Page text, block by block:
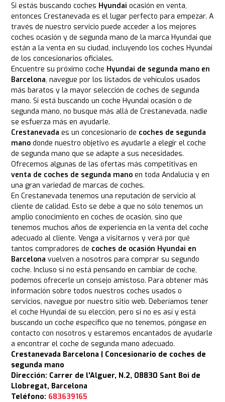
Si estás buscando coches Hyundai ocasión en venta,
entonces Crestanevada es el lugar perfecto para empezar. A
través de nuestro servicio puede acceder a los mejores
coches ocasión y de segunda mano de la marca Hyundai que
están a la venta en su ciudad, incluyendo los coches Hyundai
de los concesionarios oficiales.
Encuentre su próximo coche Hyundai de segunda mano en
Barcelona, navegue por los listados de vehículos usados
más baratos y la mayor selección de coches de segunda
mano. Si está buscando un coche Hyundai ocasión o de
segunda mano, no busque más allá de Crestanevada, nadie
se esfuerza más en ayudarle.
Crestanevada es un concesionario de coches de segunda
mano donde nuestro objetivo es ayudarle a elegir el coche
de segunda mano que se adapte a sus necesidades.
Ofrecemos algunas de las ofertas más competitivas en
venta de coches de segunda mano en toda Andalucía y en
una gran variedad de marcas de coches.
En Crestanevada tenemos una reputación de servicio al
cliente de calidad. Esto se debe a que no sólo tenemos un
amplio conocimiento en coches de ocasión, sino que
tenemos muchos años de experiencia en la venta del coche
adecuado al cliente. Venga a visitarnos y verá por qué
tantos compradores de coches de ocasión Hyundai en
Barcelona vuelven a nosotros para comprar su segundo
coche. Incluso si no está pensando en cambiar de coche,
podemos ofrecerle un consejo amistoso. Para obtener más
información sobre todos nuestros coches usados o
servicios, navegue por nuestro sitio web. Deberíamos tener
el coche Hyundai de su elección, pero si no es así y está
buscando un coche específico que no tenemos, póngase en
contacto con nosotros y estaremos encantados de ayudarle
a encontrar el coche de segunda mano adecuado.
Crestanevada Barcelona | Concesionario de coches de
segunda mano
Dirección: Carrer de l'Alguer, N.2, 08830 Sant Boi de
Llobregat, Barcelona
Teléfono: 683639165